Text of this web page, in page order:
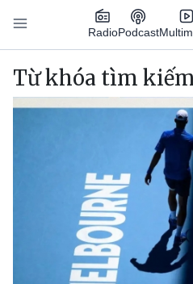
Nhảy đến nội dung
RadioPodcast
Main navigation
Từ khóa tìm